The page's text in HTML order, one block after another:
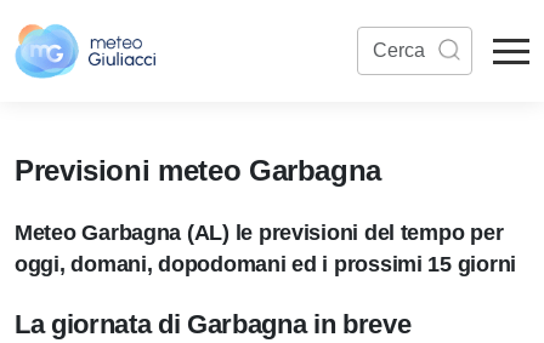
Previsioni meteo Garbagna
Meteo Garbagna (AL) le previsioni del tempo per
oggi, domani, dopodomani ed i prossimi 15 giorni
La giornata di Garbagna in breve